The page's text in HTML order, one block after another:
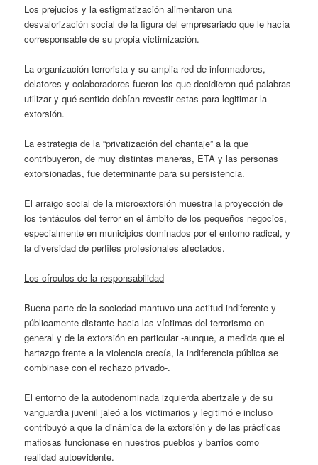
Los prejucios y la estigmatización alimentaron una
desvalorización social de la figura del empresariado que le hacía
corresponsable de su propia victimización.
La organización terrorista y su amplia red de informadores,
delatores y colaboradores fueron los que decidieron qué palabras
utilizar y qué sentido debían revestir estas para legitimar la
extorsión.
La estrategia de la “privatización del chantaje” a la que
contribuyeron, de muy distintas maneras, ETA y las personas
extorsionadas, fue determinante para su persistencia.
El arraigo social de la microextorsión muestra la proyección de
los tentáculos del terror en el ámbito de los pequeños negocios,
especialmente en municipios dominados por el entorno radical, y
la diversidad de perfiles profesionales afectados.
Los círculos de la responsabilidad
Buena parte de la sociedad mantuvo una actitud indiferente y
públicamente distante hacia las víctimas del terrorismo en
general y de la extorsión en particular -aunque, a medida que el
hartazgo frente a la violencia crecía, la indiferencia pública se
combinase con el rechazo privado-.
El entorno de la autodenominada izquierda abertzale y de su
vanguardia juvenil jaleó a los victimarios y legitimó e incluso
contribuyó a que la dinámica de la extorsión y de las prácticas
mafiosas funcionase en nuestros pueblos y barrios como
realidad autoevidente.